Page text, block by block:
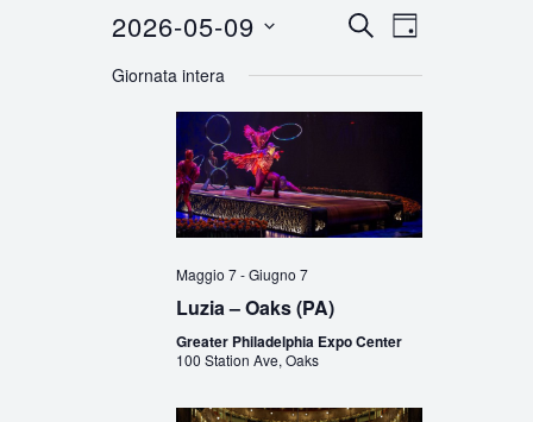
Eventi
Ricerca
e
Navigazione
CERCAEvento
Viste
GIORNO
2026-05-09
la
Giornata intera
Maggio 7-Giugno 7
Luzia – Oaks (PA)
Greater Philadelphia Expo Center
100 Station Ave, Oaks